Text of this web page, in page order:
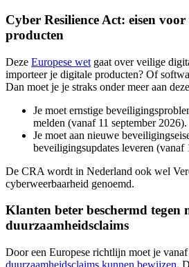
Cyber Resilience Act: eisen
producten
Deze Europese wet gaat over veilige
importeer je digitale producten? Of
Dan moet je je straks onder meer aan
Je moet ernstige
melden (vanaf 11 september 2026).
Je moet aan nieuwe
beveiligingsupdates leveren (vanaf
De CRA wordt in Nederland ook wel
cyberweerbaarheid genoemd.
Klanten beter beschermd tegen
duurzaamheidsclaims
Door een Europese richtlijn moet je
duurzaamheidsclaims kunnen bewijzen.